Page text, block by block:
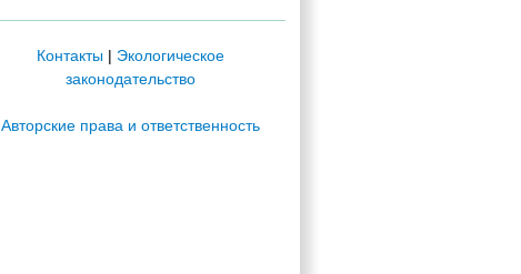
Контакты| Экологическое
законодательство
Авторские права и ответственность